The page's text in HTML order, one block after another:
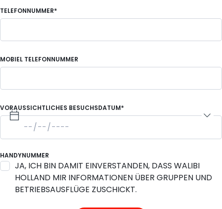
TELEFONNUMMER*
MOBIEL TELEFONNUMMER
VORAUSSICHTLICHES BESUCHSDATUM*
HANDYNUMMER
JA, ICH BIN DAMIT EINVERSTANDEN, DASS WALIBI
HOLLAND MIR INFORMATIONEN ÜBER GRUPPEN UND
BETRIEBSAUSFLÜGE ZUSCHICKT.